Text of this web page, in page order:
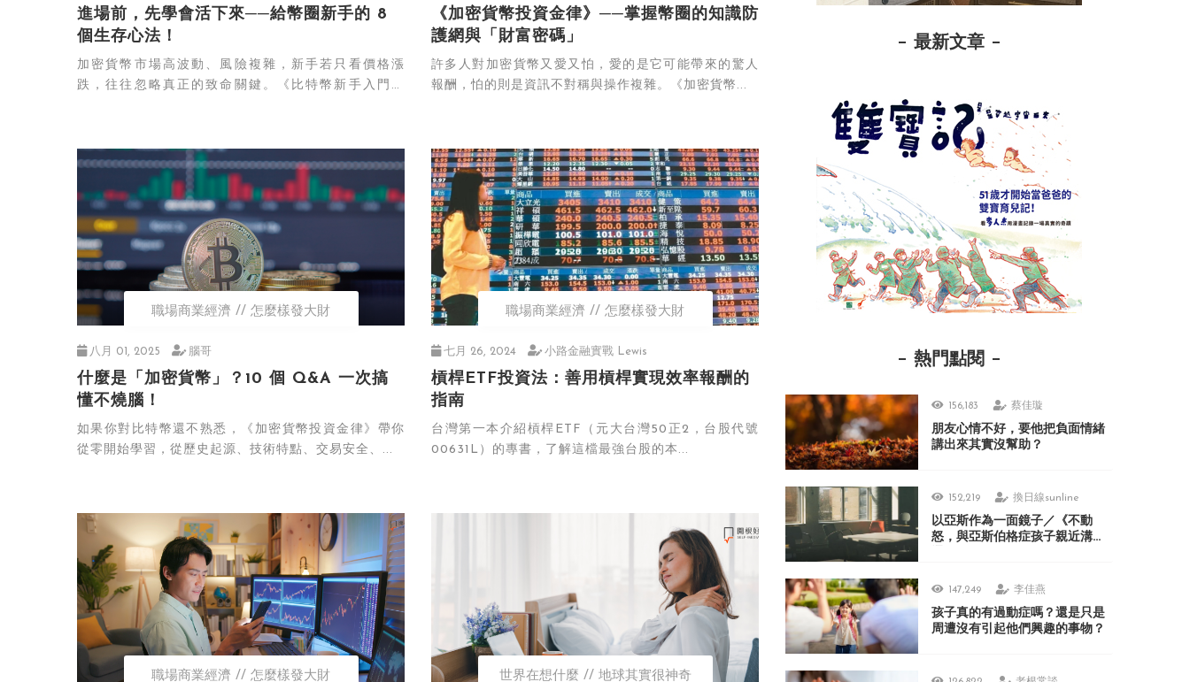
進場前，先學會活下來──給幣圈新手的 8
個生存心法！
加密貨幣市場高波動、風險複雜，新手若只看價格漲
跌，往往忽略真正的致命關鍵。《比特幣新手入門》
《加密貨幣投資金律》──掌握幣圈的知識防
護網與「財富密碼」
許多人對加密貨幣又愛又怕，愛的是它可能帶來的驚人
報酬，怕的則是資訊不對稱與操作複雜。《加密貨幣...
職場商業經濟 怎麼樣發大財
八月 01, 2025 腦哥
什麼是「加密貨幣」？10 個 Q&A 一次搞
懂不燒腦！
如果你對比特幣還不熟悉，《加密貨幣投資金律》帶你
從零開始學習，從歷史起源、技術特點、交易安全、...
職場商業經濟 怎麼樣發大財
七月 26, 2024 小路金融實戰 Lewis
槓桿ETF投資法：善用槓桿實現效率報酬的
指南
台灣第一本介紹槓桿ETF（元大台灣50正2，台股代號
00631L）的專書，了解這檔最強台股的本...
職場商業經濟 怎麼樣發大財 世界在想什麼 地球其實很神奇
最新文章
熱門點閱
156,183 蔡佳璇
朋友心情不好，要他把負面情緒
講出來其實沒幫助？
152,219 換日線sunline
以亞斯作為一面鏡子／《不動
怒，與亞斯伯格症孩子親近溝
147,249 李佳燕
孩子真的有過動症嗎？還是只是
周遭沒有引起他們興趣的事物？